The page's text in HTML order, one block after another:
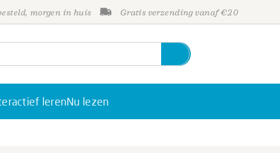
morgen in huis Gratis verzending vanaf €20
lerenNu lezen
Personen